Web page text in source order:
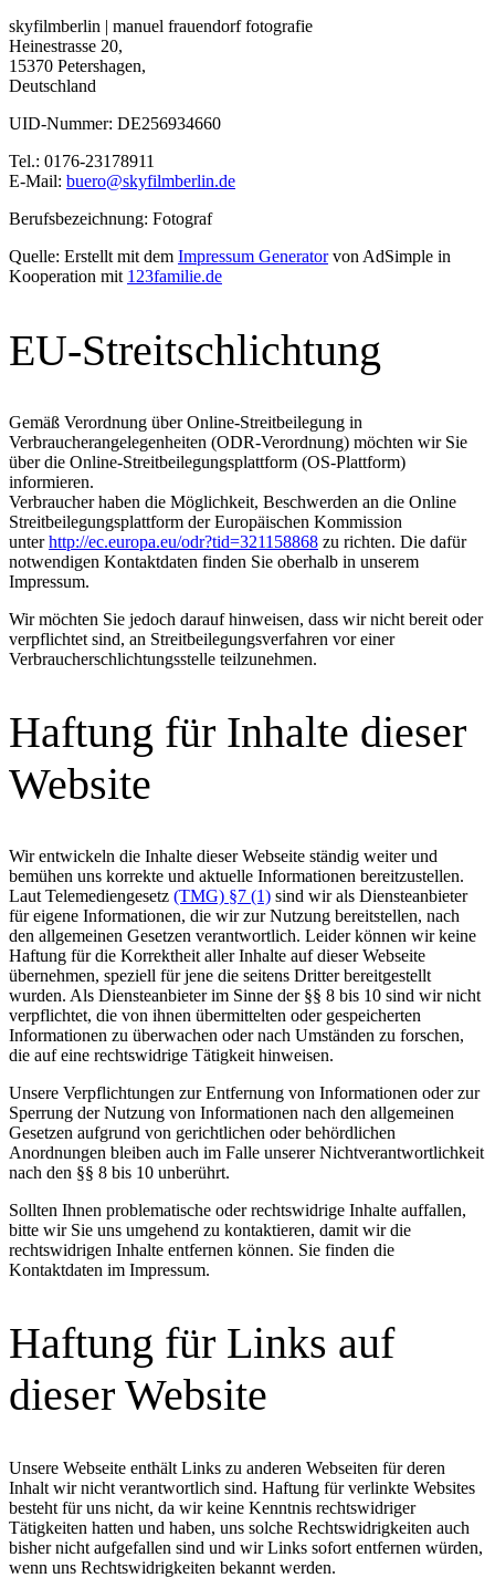
skyfilmberlin | manuel frauendorf fotografie
Heinestrasse 20,
15370 Petershagen,
Deutschland
UID-Nummer: DE256934660
Tel.: 0176-23178911
E-Mail: buero@skyfilmberlin.de
Berufsbezeichnung: Fotograf
Quelle: Erstellt mit dem Impressum Generatorvon AdSimple in
Kooperation mit 123familie.de
EU-Streitschlichtung
Gemäß Verordnung über Online-Streitbeilegung in
Verbraucherangelegenheiten (ODR-Verordnung) möchten wir Sie
über die Online-Streitbeilegungsplattform (OS-Plattform)
informieren.
Verbraucher haben die Möglichkeit, Beschwerden an die Online
Streitbeilegungsplattform der Europäischen Kommission
unterhttp://ec.europa.eu/odr?tid=321158868 zu richten. Die dafür
notwendigen Kontaktdaten finden Sie oberhalb in unserem
Impressum.
Wir möchten Sie jedoch darauf hinweisen, dass wir nicht bereit oder
verpflichtet sind, an Streitbeilegungsverfahren vor einer
Verbraucherschlichtungsstelle teilzunehmen.
Haftung für Inhalte dieser
Website
Wir entwickeln die Inhalte dieser Webseite ständig weiter und
bemühen uns korrekte und aktuelle Informationen bereitzustellen.
Laut Telemediengesetz (TMG) §7 (1) sind wir als Diensteanbieter
für eigene Informationen, die wir zur Nutzung bereitstellen, nach
den allgemeinen Gesetzen verantwortlich. Leider können wir keine
Haftung für die Korrektheit aller Inhalte auf dieser Webseite
übernehmen, speziell für jene die seitens Dritter bereitgestellt
wurden. Als Diensteanbieter im Sinne der §§ 8 bis 10 sind wir nicht
verpflichtet, die von ihnen übermittelten oder gespeicherten
Informationen zu überwachen oder nach Umständen zu forschen,
die auf eine rechtswidrige Tätigkeit hinweisen.
Unsere Verpflichtungen zur Entfernung von Informationen oder zur
Sperrung der Nutzung von Informationen nach den allgemeinen
Gesetzen aufgrund von gerichtlichen oder behördlichen
Anordnungen bleiben auch im Falle unserer Nichtverantwortlichkeit
nach den §§ 8 bis 10 unberührt.
Sollten Ihnen problematische oder rechtswidrige Inhalte auffallen,
bitte wir Sie uns umgehend zu kontaktieren, damit wir die
rechtswidrigen Inhalte entfernen können. Sie finden die
Kontaktdaten im Impressum.
Haftung für Links auf
dieser Website
Unsere Webseite enthält Links zu anderen Webseiten für deren
Inhalt wir nicht verantwortlich sind. Haftung für verlinkte Websites
besteht für uns nicht, da wir keine Kenntnis rechtswidriger
Tätigkeiten hatten und haben, uns solche Rechtswidrigkeiten auch
bisher nicht aufgefallen sind und wir Links sofort entfernen würden,
wenn uns Rechtswidrigkeiten bekannt werden.